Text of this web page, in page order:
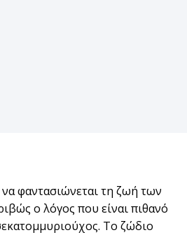
φαντασιώνεται τη ζωή των
ο λόγος που είναι πιθανό
Το ζώδιο